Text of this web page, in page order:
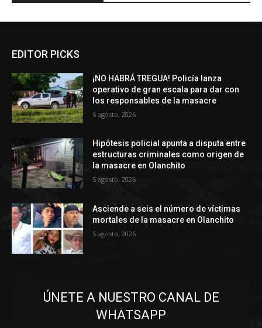
EDITOR PICKS
¡NO HABRÁ TREGUA! Policía lanza
operativo de gran escala para dar con
los responsables de la masacre
6 agosto, 2026
Hipótesis policial apunta a disputa entre
estructuras criminales como origen de
la masacre en Olanchito
5 agosto, 2026
Asciende a seis el número de víctimas
mortales de la masacre en Olanchito
5 agosto, 2026
ÚNETE A NUESTRO CANAL DE
WHATSAPP